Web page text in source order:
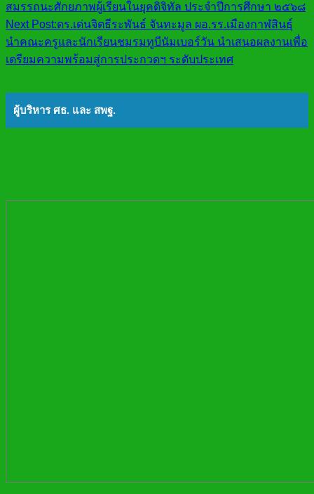
สมรรถนะศักยภาพผู้เรียนในยุคดิจิทัล ประจำปีการศึกษา ๒๕๖๘
Next Post:ดร.เด่นจิตธีระพันธ์ จันทะมูล ผอ.รร.เมืองกาฬสินธุ์
นำคณะครูและนักเรียนชมรมทูบีนัมเบอร์วัน นำเสนอผลงานเพื่อ
เตรียมความพร้อมสู่การประกวดฯ ระดับประเทศ
ผู้บริหาร ศธ. และ สพฐ.